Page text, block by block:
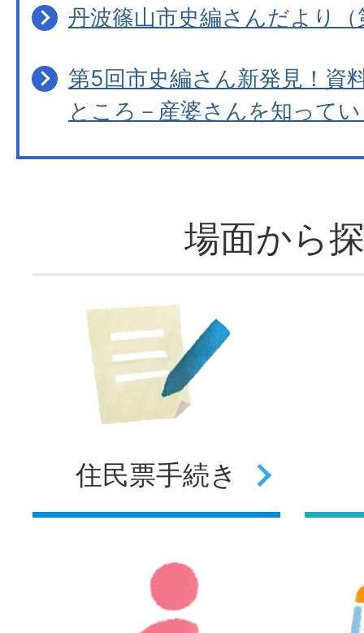
丹波篠山市史編さんだより（
第5回市史編さん新発見！資
ところ－産婆さんを知って
場面から
住民票手続き